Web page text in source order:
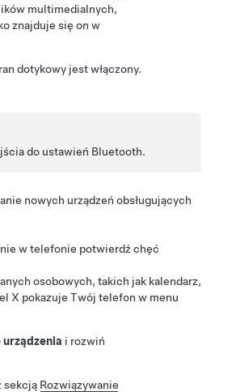
multimedialnych,
znajduje się on w
dotykowy jest włączony.
do ustawień Bluetooth.
nowych urządzeń obsługujących
w telefonie potwierdź chęć
osobowych, takich jak kalendarz,
X pokazuje Twój telefon w menu
urządzenia i rozwiń
sekcją Rozwiązywanie